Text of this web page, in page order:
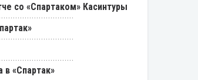
со «Спартаком» Касинтуры
«Спартак»